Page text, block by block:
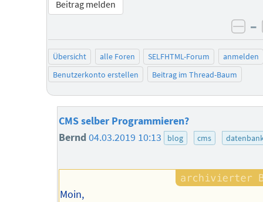
Beitrag melden
–
Übersicht alle Foren SELFHTML-Forum
anmelden
Benutzerkonto erstellen
Beitrag im Thread-Baum
CMS selber Programmieren?
Bernd 04.03.2019 10:13 blog cms
Moin,